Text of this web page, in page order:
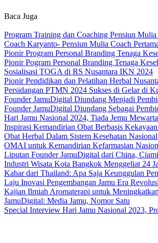
Baca Juga
Program Training dan Coaching Pensiun
Coach Karyanto- Pensiun Mulia Coach
Pionir Program Personal Branding Tenaga
Pionir Pogram Personal Branding Tenaga
Sosialisasi TOGA di RS Nusantara IKN 2024
Pionir Pendidikan dan Pelatihan Herbal
Persidangan PTMN 2024 Sukses di Gelar di
Founder JamuDigital Diundang Menjadi
Founder JamuDigital Diundang Sebagai
Hari Jamu Nasional 2024, Tiada Jemu
Inspirasi Kemandirian Obat Berbasis
Obat Herbal Dalam Sistem Kesehatan Nasional
OMAI untuk Kemandirian Kefarmasian
Liputan Founder JamuDigital dari China,
Industri Wisata Kota Bangkok Menggeliat 24
Kabar dari Thailand: Apa Saja Keunggulan
Laju Inovasi Pengembangan Jamu Era
Kajian Ilmiah Aromaterapi untuk
JamuDigital: Media Jamu, Nomor Satu
Special Interview Hari Jamu Nasional 2023,